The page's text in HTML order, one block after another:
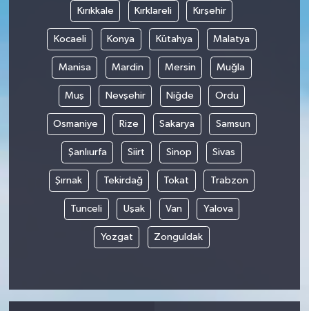
Kırıkkale Kırklareli Kırşehir
Kocaeli Konya Kütahya Malatya
Manisa Mardin Mersin Muğla
Muş Nevşehir Niğde Ordu
Osmaniye Rize Sakarya Samsun
Şanlıurfa Siirt Sinop Sivas
Şırnak Tekirdağ Tokat Trabzon
Tunceli Uşak Van Yalova
Yozgat Zonguldak